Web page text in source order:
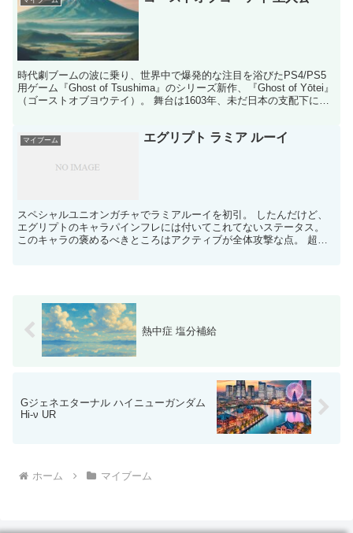
時代劇ブームの波に乗り、世界中で爆発的な注目を浴びたPS4/PS5
用ゲーム『Ghost of Tsushima』のシリーズ新作、『Ghost of Yōtei』
（ゴーストオブヨウテイ）。 舞台は1603年、未だ日本の支配下に無
マイブーム エグリプト ラミア ルーイ
スペシャルユニオンガチャでラミアルーイを初引。 したんだけど、
エグリプトのキャラパインフレには付いてこれてないステータス。
このキャラの褒めるべきところはアクティブが全体攻撃な点。 超高
熱中症 塩分補給
Gジェネエターナル ハイニューガンダム
Hi-ν UR
ホーム マイブーム